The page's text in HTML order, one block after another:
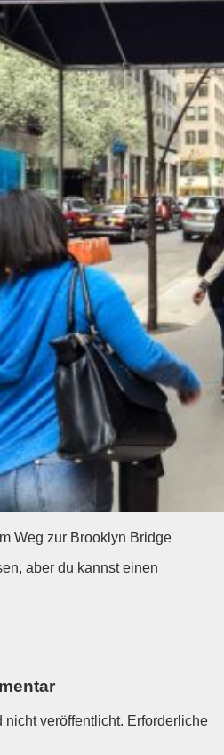
Weg zur Brooklyn Bridge
aber du kannst einen
nicht veröffentlicht. Erforderliche